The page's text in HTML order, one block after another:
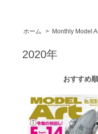
ホーム > Monthly Model
2020年
おすすめ順